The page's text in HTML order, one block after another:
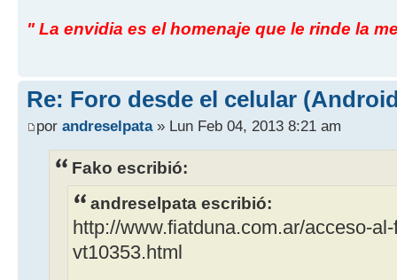
" La envidia es el homenaje que le rinde la
Re: Foro desde el celular
por andreselpata» Lun Feb 04, 2013 8:21 am
Fako escribió:
andreselpata escribió:
http://www.fiatduna.com.ar/acceso-
vt10353.html